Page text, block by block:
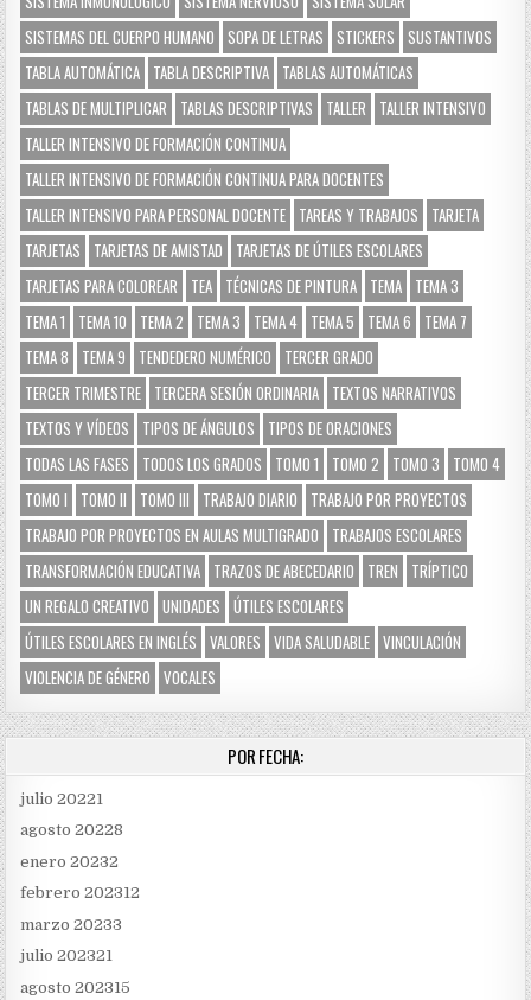
SISTEMAS DEL CUERPO HUMANO
SOPA DE LETRAS STICKERS
SUSTANTIVOS
TABLA AUTOMÁTICA TABLA DESCRIPTIVA TABLAS AUTOMÁTICAS
TABLAS DE MULTIPLICAR
TABLAS DESCRIPTIVAS TALLER
TALLER INTENSIVO
TALLER INTENSIVO DE FORMACIÓN CONTINUA
TALLER INTENSIVO DE FORMACIÓN CONTINUA PARA DOCENTES
TALLER INTENSIVO PARA PERSONAL DOCENTE TAREAS Y TRABAJOS
TARJETA
TARJETAS
TARJETAS DE AMISTAD
TARJETAS DE ÚTILES ESCOLARES
TARJETAS PARA COLOREAR
TEA TÉCNICAS DE PINTURA TEMA TEMA 3
TEMA 1
TEMA 10 TEMA 2 TEMA 3 TEMA 4 TEMA 5 TEMA 6
TEMA 7
TEMA 8
TEMA 9 TENDEDERO NUMÉRICO
TERCER GRADO
TERCER TRIMESTRE TERCERA SESIÓN ORDINARIA TEXTOS NARRATIVOS
TEXTOS Y VÍDEOS
TIPOS DE ÁNGULOS
TIPOS DE ORACIONES
TODAS LAS FASES
TODOS LOS GRADOS TOMO 1 TOMO 2 TOMO 3
TOMO 4
TOMO I
TOMO II TOMO III TRABAJO DIARIO
TRABAJO POR PROYECTOS
TRABAJO POR PROYECTOS EN AULAS MULTIGRADO
TRABAJOS ESCOLARES
TRANSFORMACIÓN EDUCATIVA TRAZOS DE ABECEDARIO TREN
TRÍPTICO
UN REGALO CREATIVO
UNIDADES
ÚTILES ESCOLARES
ÚTILES ESCOLARES EN INGLÉS
VALORES VIDA SALUDABLE VINCULACIÓN
VIOLENCIA DE GÉNERO
VOCALES
POR FECHA:
julio 20221
agosto 20228
enero 20232
febrero 202312
marzo 20233
julio 202321
agosto 202315